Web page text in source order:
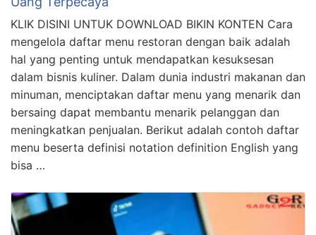
KLIK DISINI UNTUK DOWNLOAD BIKIN KONTEN Cara
mengelola daftar menu restoran dengan baik adalah
hal yang penting untuk mendapatkan kesuksesan
dalam bisnis kuliner. Dalam dunia industri makanan dan
minuman, menciptakan daftar menu yang menarik dan
bersaing dapat membantu menarik pelanggan dan
meningkatkan penjualan. Berikut adalah contoh daftar
menu beserta definisi notation definition English yang
bisa …